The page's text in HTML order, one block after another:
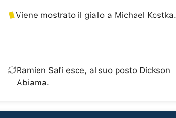
Viene mostrato il giallo a Michael Kostka.
Ramien Safi esce, al suo posto Dickson
Abiama.